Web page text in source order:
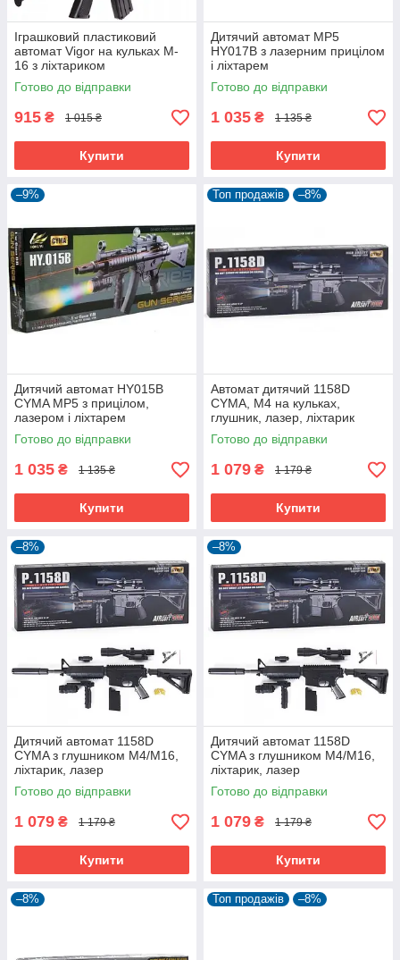
Іграшковий пластиковий
автомат Vigor на кульках M-
16 з ліхтариком
Готово до відправки
915 ₴ 1 015 ₴
Купити
Дитячий автомат MP5
HY017B з лазерним прицілом
і ліхтарем
Готово до відправки
1 035 ₴ 1 135 ₴
Купити
–9%
Дитячий автомат HY015B
CYMA MP5 з прицілом,
лазером і ліхтарем
Готово до відправки
1 035 ₴ 1 135 ₴
Купити
Топ продажів –8%
Автомат дитячий 1158D
CYMA, М4 на кульках,
глушник, лазер, ліхтарик
Готово до відправки
1 079 ₴ 1 179 ₴
Купити
–8%
Дитячий автомат 1158D
CYMA з глушником М4/M16,
ліхтарик, лазер
Готово до відправки
1 079 ₴ 1 179 ₴
Купити
–8%
Дитячий автомат 1158D
CYMA з глушником М4/M16,
ліхтарик, лазер
Готово до відправки
1 079 ₴ 1 179 ₴
Купити
–8% Топ продажів –8%